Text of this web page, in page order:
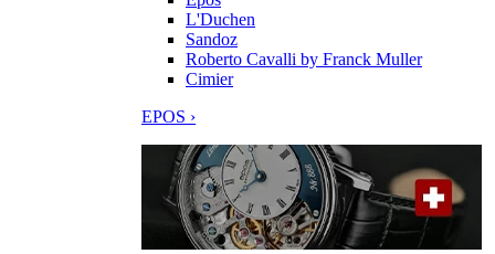
L'Duchen
Sandoz
Roberto Cavalli by Franck Muller
Cimier
EPOS ›